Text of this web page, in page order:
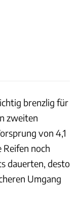
brenzlig für
zweiten
von 4,1
noch
dauerten, desto
Umgang